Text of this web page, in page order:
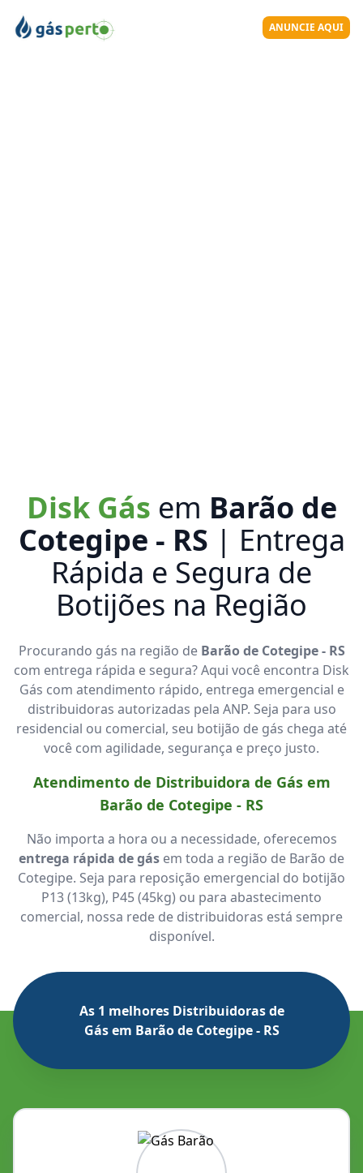
ANUNCIE AQUI
Disk Gás em Barão de
Cotegipe - RS | Entrega
Rápida e Segura de
Botijões na Região
Procurando gás na região de Barão de Cotegipe - RS
com entrega rápida e segura? Aqui você encontra Disk
Gás com atendimento rápido, entrega emergencial e
distribuidoras autorizadas pela ANP. Seja para uso
residencial ou comercial, seu botijão de gás chega até
você com agilidade, segurança e preço justo.
Atendimento de Distribuidora de Gás em
Barão de Cotegipe - RS
Não importa a hora ou a necessidade, oferecemos
entrega rápida de gás em toda a região de Barão de
Cotegipe. Seja para reposição emergencial do botijão
P13 (13kg), P45 (45kg) ou para abastecimento
comercial, nossa rede de distribuidoras está sempre
disponível.
As 1 melhores Distribuidoras de
Gás em Barão de Cotegipe - RS